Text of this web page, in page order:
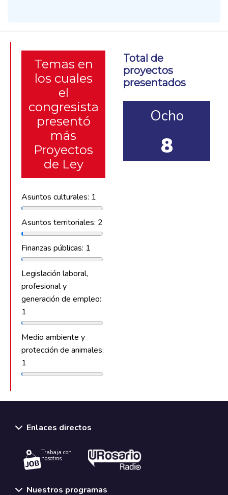
Temas en
los cuales
el
congresista
presentó
más
Proyectos
de Ley
Asuntos culturales: 1
Asuntos territoriales: 2
Finanzas públicas: 1
Legislación laboral,
profesional y
generación de empleo:
1
Medio ambiente y
protección de animales:
1
Total de
proyectos
presentados
Ocho
8
Enlaces directos
Trabaja con
nosotros.
Nuestros programas